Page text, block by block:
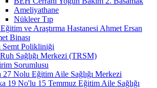
Ameliyathane
Nükleer Tıp
ve Araştırma Hastanesi Ahmet Ersan
Binası
Semt Polikliniği
Sağlığı Merkezi (TRSM)
Sorumlusu
27 Nolu Eğitim Aile Sağlığı Merkezi
19 No'lu 15 Temmuz Eğitim Aile Sağlığı